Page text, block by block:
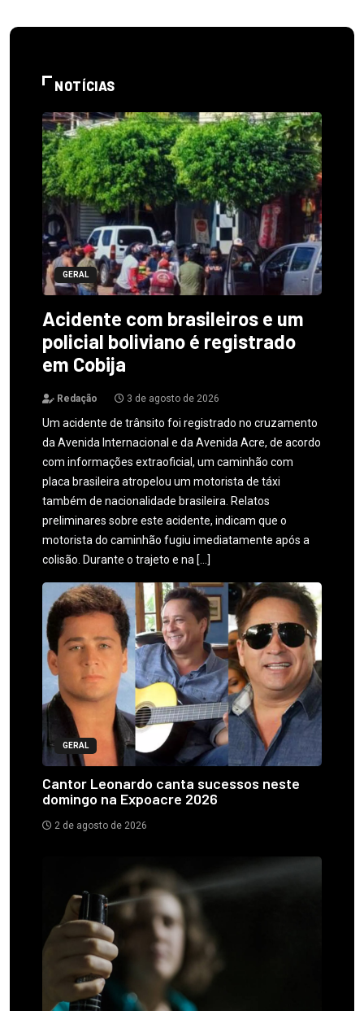
NOTÍCIAS
GERAL
Acidente com brasileiros e um
policial boliviano é registrado
em Cobija
Redação 3 de agosto de 2026
Um acidente de trânsito foi registrado no cruzamento
da Avenida Internacional e da Avenida Acre, de acordo
com informações extraoficial, um caminhão com
placa brasileira atropelou um motorista de táxi
também de nacionalidade brasileira. Relatos
preliminares sobre este acidente, indicam que o
motorista do caminhão fugiu imediatamente após a
colisão. Durante o trajeto e na […]
GERAL
Cantor Leonardo canta sucessos neste
domingo na Expoacre 2026
2 de agosto de 2026